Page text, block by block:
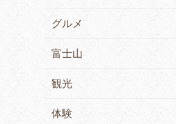
グルメ
富士山
観光
体験